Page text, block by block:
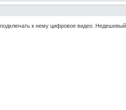
к нему цифровое видео.